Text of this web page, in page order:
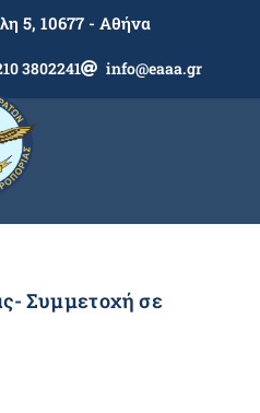
5, 10677 - Αθήνα
3802241 info@eaaa.gr
Συμμετοχή σε